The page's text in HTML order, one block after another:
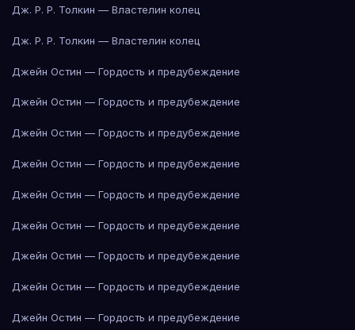
Дж. Р. Р. Толкин — Властелин колец
Дж. Р. Р. Толкин — Властелин колец
Джейн Остин — Гордость и предубеждение
Джейн Остин — Гордость и предубеждение
Джейн Остин — Гордость и предубеждение
Джейн Остин — Гордость и предубеждение
Джейн Остин — Гордость и предубеждение
Джейн Остин — Гордость и предубеждение
Джейн Остин — Гордость и предубеждение
Джейн Остин — Гордость и предубеждение
Джейн Остин — Гордость и предубеждение